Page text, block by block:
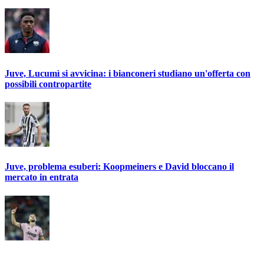
Juve, Lucumì si avvicina: i bianconeri studiano un'offerta con
possibili contropartite
Juve, problema esuberi: Koopmeiners e David bloccano il
mercato in entrata